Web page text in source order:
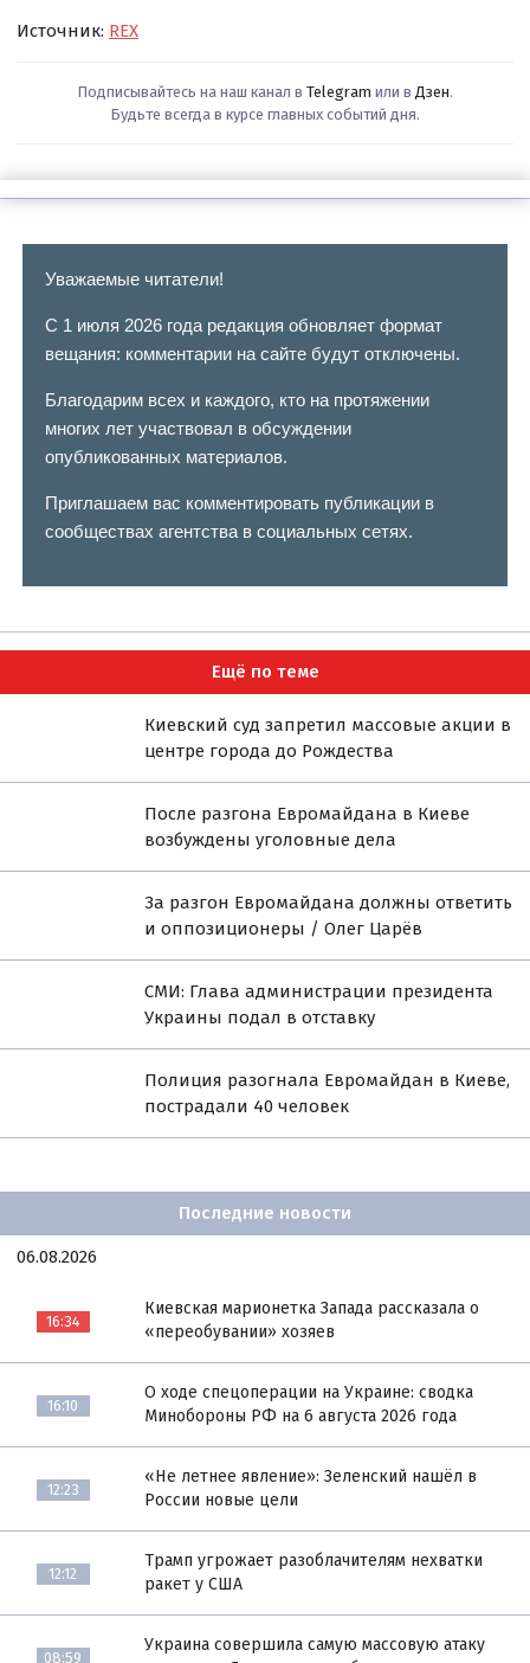
Источник: REX
Подписывайтесь на наш канал в Telegram или в Дзен.
Будьте всегда в курсе главных событий дня.
Уважаемые читатели!
С 1 июля 2026 года редакция обновляет формат
вещания: комментарии на сайте будут отключены.
Благодарим всех и каждого, кто на протяжении
многих лет участвовал в обсуждении
опубликованных материалов.
Приглашаем вас комментировать публикации в
сообществах агентства в социальных сетях.
Ещё по теме
Киевский суд запретил массовые акции в
центре города до Рождества
После разгона Евромайдана в Киеве
возбуждены уголовные дела
За разгон Евромайдана должны ответить
и оппозиционеры / Олег Царёв
СМИ: Глава администрации президента
Украины подал в отставку
Полиция разогнала Евромайдан в Киеве,
пострадали 40 человек
Последние новости
06.08.2026
16:34
Киевская марионетка Запада рассказала о
«переобувании» хозяев
16:10
О ходе спецоперации на Украине: сводка
Минобороны РФ на 6 августа 2026 года
12:23
«Не летнее явление»: Зеленский нашёл в
России новые цели
12:12
Трамп угрожает разоблачителям нехватки
ракет у США
08:59
Украина совершила самую массовую атаку